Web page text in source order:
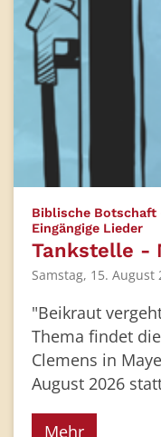
Biblische Botschaft
Eingängige Lieder:
Tankstelle -
Samstag, 15. August
"Beikraut
Thema findet
Clemens in
August 2026
Mehr